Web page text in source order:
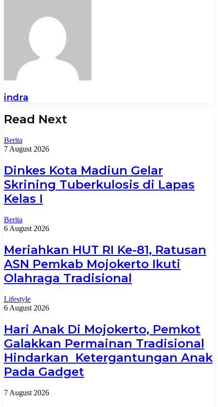
indra
Read Next
Berita
7 August 2026
Dinkes Kota Madiun Gelar
Skrining Tuberkulosis di Lapas
Kelas I
Berita
6 August 2026
Meriahkan HUT RI Ke-81, Ratusan
ASN Pemkab Mojokerto Ikuti
Olahraga Tradisional
Lifestyle
6 August 2026
Hari Anak Di Mojokerto, Pemkot
Galakkan Permainan Tradisional
Hindarkan Ketergantungan Anak
Pada Gadget
7 August 2026